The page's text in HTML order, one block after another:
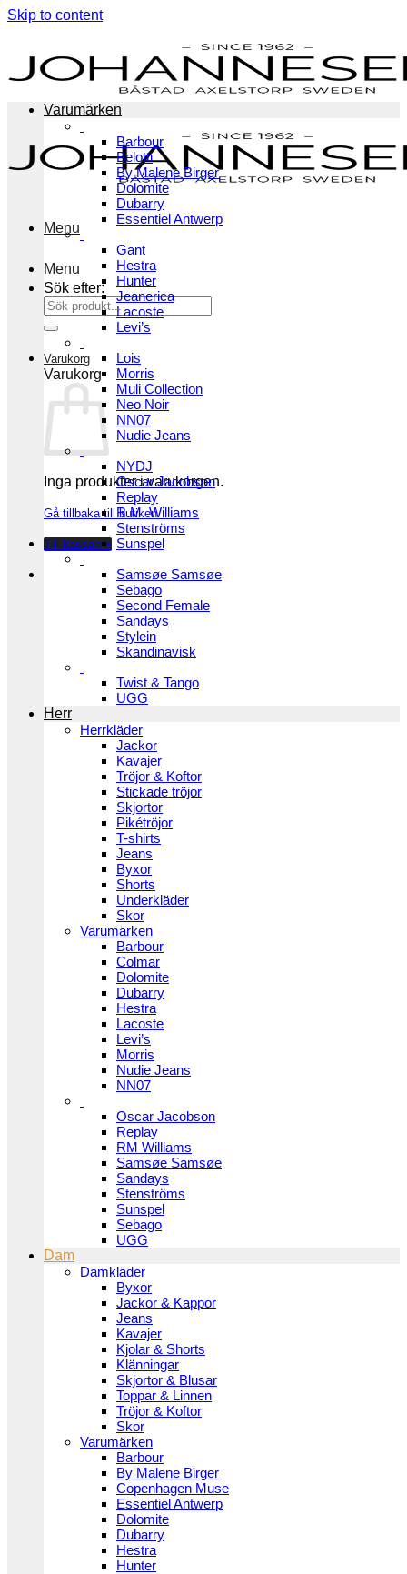
Skip to content
Menu
Menu
Sök efter:
Varukorg
Varukorg
Inga produkter i varukorgen.
Gå tillbaka till butiken
Till kassan +
Varumärken
Barbour
Belotti
By Malene Birger
Dolomite
Dubarry
Essentiel Antwerp
Gant
Hestra
Hunter
Jeanerica
Lacoste
Levi’s
Lois
Morris
Muli Collection
Neo Noir
NN07
Nudie Jeans
NYDJ
Oscar Jacobson
Replay
R.M. Williams
Stenströms
Sunspel
Samsøe Samsøe
Sebago
Second Female
Sandays
Stylein
Skandinavisk
Twist & Tango
UGG
Herr
Herrkläder
Jackor
Kavajer
Tröjor & Koftor
Stickade tröjor
Skjortor
Pikétröjor
T-shirts
Jeans
Byxor
Shorts
Underkläder
Skor
Varumärken
Barbour
Colmar
Dolomite
Dubarry
Hestra
Lacoste
Levi’s
Morris
Nudie Jeans
NN07
Oscar Jacobson
Replay
RM Williams
Samsøe Samsøe
Sandays
Stenströms
Sunspel
Sebago
UGG
Dam
Damkläder
Byxor
Jackor & Kappor
Jeans
Kavajer
Kjolar & Shorts
Klänningar
Skjortor & Blusar
Toppar & Linnen
Tröjor & Koftor
Skor
Varumärken
Barbour
By Malene Birger
Copenhagen Muse
Essentiel Antwerp
Dolomite
Dubarry
Hestra
Hunter